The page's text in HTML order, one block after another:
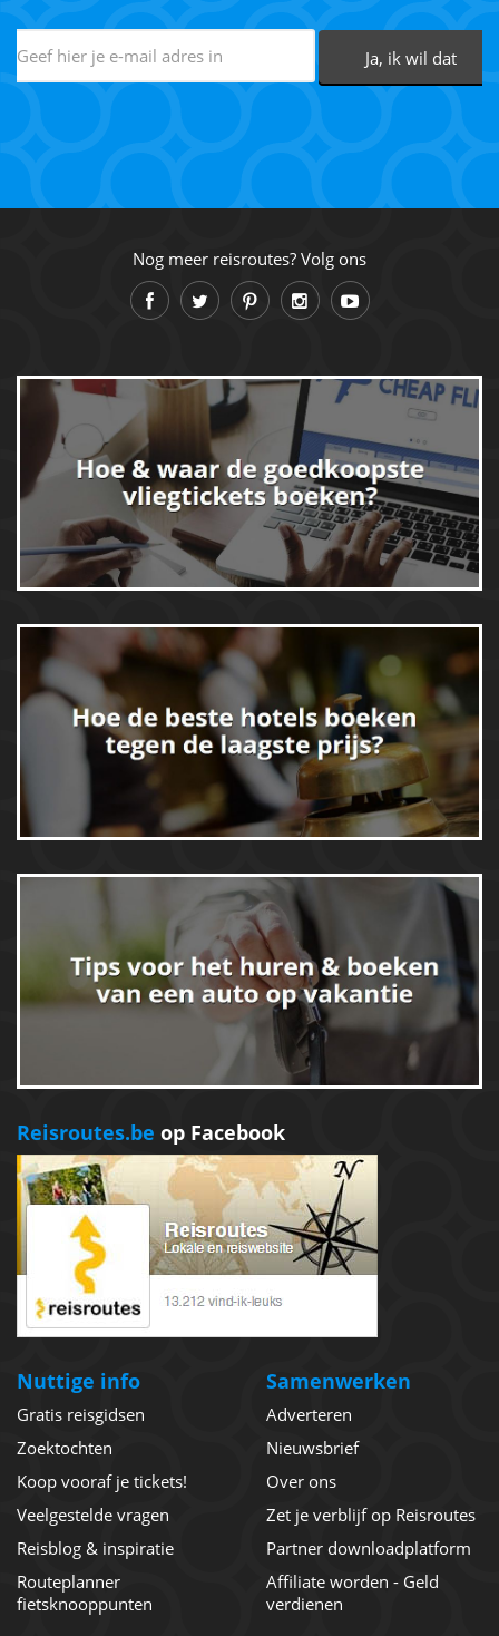
Nog meer reisroutes? Volg ons
Reisroutes.be op Facebook
Nuttige info
Gratis reisgidsen
Zoektochten
Koop vooraf je tickets!
Veelgestelde vragen
Reisblog & inspiratie
Routeplanner
fietsknooppunten
Samenwerken
Adverteren
Nieuwsbrief
Over ons
Zet je verblijf op Reisroutes
Partner downloadplatform
Affiliate worden - Geld
verdienen